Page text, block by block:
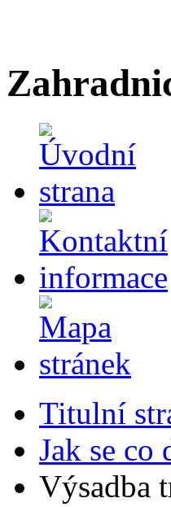
Titulní
Jak se co
Výsadba